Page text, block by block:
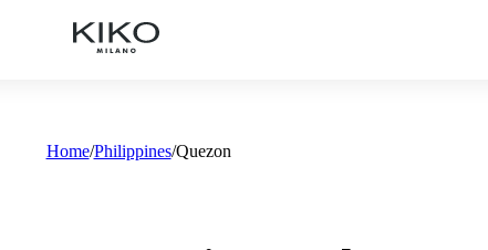
Home Philippines Quezon